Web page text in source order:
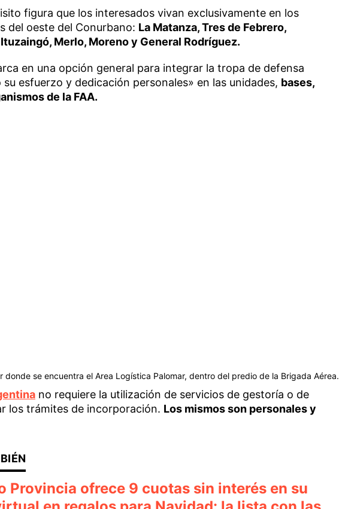
figura que los interesados vivan exclusivamente en los
del oeste del Conurbano: La Matanza, Tres de Febrero,
Merlo, Moreno y General Rodríguez.
en una opción general para integrar la tropa de defensa
esfuerzo y dedicación personales» en las unidades, bases,
de la FAA.
donde se encuentra el Area Logística Palomar, dentro del predio de la Brigada Aérea.
no requiere la utilización de servicios de gestoría o de
los trámites de incorporación. Los mismos son personales y
Provincia ofrece 9 cuotas sin interés en su